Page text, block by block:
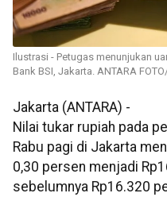
Ilustrasi - Petugas menunjukan
Bank BSI, Jakarta. ANTARA
Jakarta (ANTARA) -
Nilai tukar rupiah pada
Rabu pagi di Jakarta
0,30 persen menjadi
sebelumnya Rp16.320